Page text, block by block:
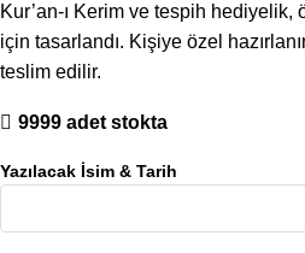
Kur’an-ı Kerim ve tespih
için tasarlandı. Kişiye özel
teslim edilir.
9999 adet stokta
Yazılacak İsim & Tarih